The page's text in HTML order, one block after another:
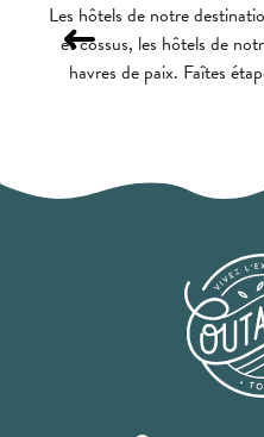
Les hôtels de notre
et cossus, les hôtels de
havres de paix. Faîtes